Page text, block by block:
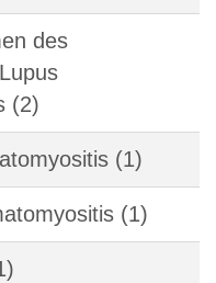
des
(2)
(1)
(1)